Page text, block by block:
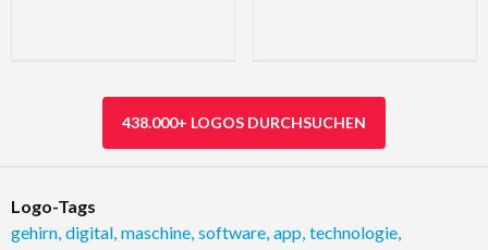
438.000+ LOGOS DURCHSUCHEN
Logo-Tags
gehirn digital maschine software app technologie